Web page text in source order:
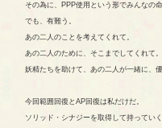
その為に、PPP使用という形でみんな
でも、有難う。
あの二人のことを考えてくれて。
あの二人のために、そこまでしてくれて。
妖精たちを助けて、あの二人が一緒に、
今回範囲回復とAP回復は私だけだ。
ソリッド・シナジーを取得して持っていく